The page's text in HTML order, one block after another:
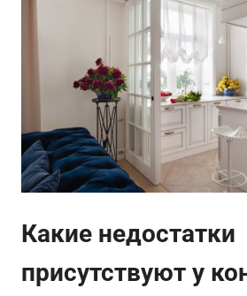
Какие недостатки
присутствуют у